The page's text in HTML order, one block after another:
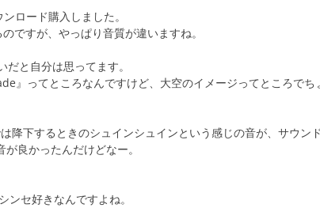
ロード購入しました。
ですが、やっぱり音質が違いますね。
と自分は思ってます。
』ってところなんですけど、大空のイメージってところでち
下するときのシュインシュインという感じの音が、サウン
良かったんだけどなー。
セ好きなんですよね。